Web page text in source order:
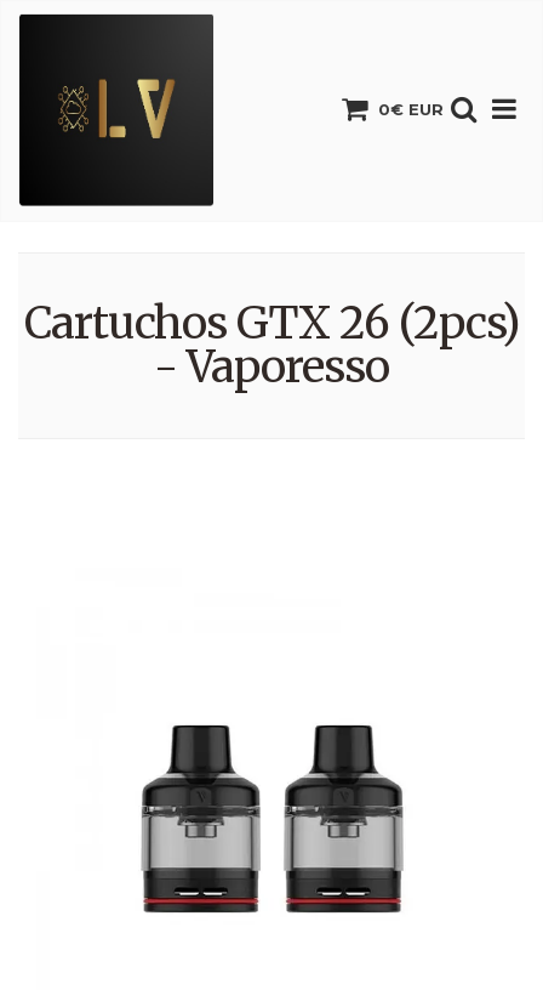
0€ EUR
Cartuchos GTX 26 (2pcs)
- Vaporesso